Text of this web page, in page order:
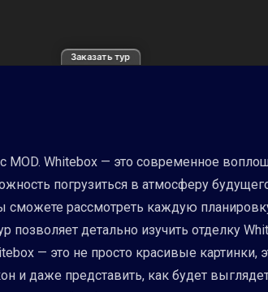
Заказать тур
Whitebox — это современное
погрузиться в атмосферу
рассмотреть каждую
позволяет детально изучить отделку
— это не просто красивые
и даже представить, как будет